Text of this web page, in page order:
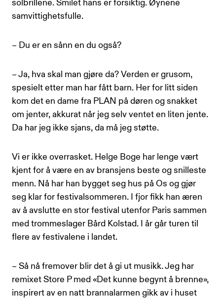
solbrillene. Smilet hans er forsiktig. Øynene
samvittighetsfulle.
– Du er en sånn en du også?
– Ja, hva skal man gjøre da? Verden er grusom,
spesielt etter man har fått barn. Her for litt siden
kom det en dame fra PLAN på døren og snakket
om jenter, akkurat når jeg selv ventet en liten jente.
Da har jeg ikke sjans, da må jeg støtte.
Vi er ikke overrasket. Helge Boge har lenge vært
kjent for å være en av bransjens beste og snilleste
menn. Nå har han bygget seg hus på Os og gjør
seg klar for festivalsommeren. I fjor fikk han æren
av å avslutte en stor festival utenfor Paris sammen
med trommeslager Bård Kolstad. I år går turen til
flere av festivalene i landet.
– Så nå fremover blir det å gi ut musikk. Jeg har
remixet Store P med «Det kunne begynt å brenne»,
inspirert av en natt brannalarmen gikk av i huset